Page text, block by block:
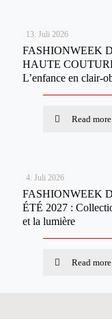
13. Juli 2026
FASHIONWEEK
HAUTE
L’enfance en clair-
Read more
4. Juli 2026
FASHIONWEEK
ÉTÉ 2027 :
et la lumière
Read more